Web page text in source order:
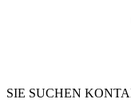
SIE SUCHEN